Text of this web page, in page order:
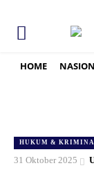
HOME
HUKUM &
31 Oktober 2025